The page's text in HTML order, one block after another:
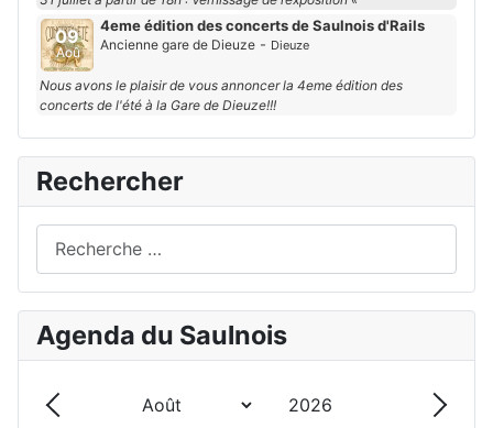
09
Aoû
4eme édition des concerts de Saulnois d'Rails
Ancienne gare de Dieuze - Dieuze
Nous avons le plaisir de vous annoncer la 4eme édition des
concerts de l'été à la Gare de Dieuze!!!
Rechercher
Agenda du Saulnois
Précédent - Mois
Mois
Année